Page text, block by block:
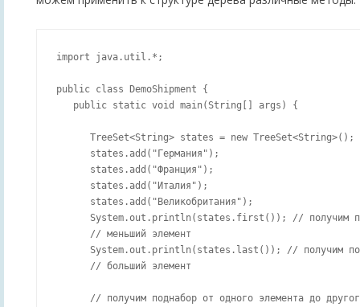
import java.util.*;
public class DemoShipment {
   public static void main(String[] args) {
      TreeSet<String> states = new TreeSet<String>();
      states.add("Германия");
      states.add("Франция");
      states.add("Италия");
      states.add("Великобритания");
System.out.println(states.first()); // получим
      // меньший элемент
System.out.println(states.last()); // получим
      // больший элемент
// получим поднабор от одного элемента до